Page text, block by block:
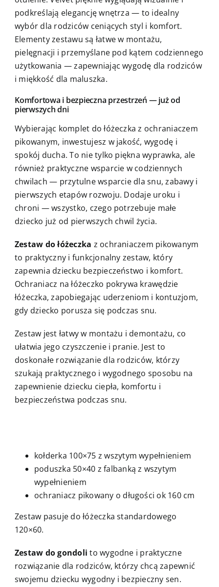
podkreślają elegancję wnętrza — to idealny
wybór dla rodziców ceniących styl i komfort.
Elementy zestawu są łatwe w montażu,
pielęgnacji i przemyślane pod kątem codziennego
użytkowania — zapewniając wygodę dla rodziców
i miękkość dla maluszka.
Komfortowa i bezpieczna przestrzeń — już od
pierwszych dni
Wybierając komplet do łóżeczka z ochraniaczem
pikowanym, inwestujesz w jakość, wygodę i
spokój ducha. To nie tylko piękna wyprawka, ale
również praktyczne wsparcie w codziennych
chwilach — przytulne wsparcie dla snu, zabawy i
pierwszych etapów rozwoju. Dodaje uroku i
chroni — wszystko, czego potrzebuje małe
dziecko już od pierwszych chwil życia.
Zestaw do łóżeczka z ochraniaczem pikowanym
to praktyczny i funkcjonalny zestaw, który
zapewnia dziecku bezpieczeństwo i komfort.
Ochraniacz na łóżeczko pokrywa krawędzie
łóżeczka, zapobiegając uderzeniom i kontuzjom,
gdy dziecko porusza się podczas snu.
Zestaw jest łatwy w montażu i demontażu, co
ułatwia jego czyszczenie i pranie. Jest to
doskonałe rozwiązanie dla rodziców, którzy
szukają praktycznego i wygodnego sposobu na
zapewnienie dziecku ciepła, komfortu i
bezpieczeństwa podczas snu.
kołderka 100×75 z wszytym wypełnieniem
poduszka 50×40 z falbanką z wszytym
wypełnieniem
ochraniacz pikowany o długości ok 160 cm
Zestaw pasuje do łóżeczka standardowego
120×60.
Zestaw do gondoli to wygodne i praktyczne
rozwiązanie dla rodziców, którzy chcą zapewnić
swojemu dziecku wygodny i bezpieczny sen.